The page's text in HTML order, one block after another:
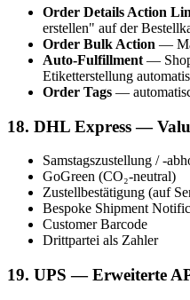
Order Details Action
erstellen" auf der
Order Bulk Action —
Auto-Fulfillment —
Etiketterstellung
Order Tags —
18. DHL Express —
Samstagszustellung / -
GoGreen (CO₂-neutral)
Zustellbestätigung (auf
Bespoke Shipment
Customer Barcode
Drittpartei als Zahler
19. UPS — Erweiterte